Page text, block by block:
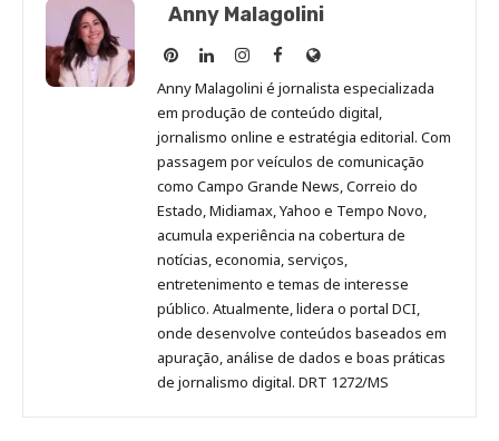
Anny Malagolini
Anny
Malagolini
no
Pinterest
Anny
Malagolini
no
LinkedIn
Anny
Malagolini
no
Instagram
Anny
Malagolini
no
Facebook
Site
de
Anny
Malagolini
Anny Malagolini é jornalista especializada
em produção de conteúdo digital,
jornalismo online e estratégia editorial. Com
passagem por veículos de comunicação
como Campo Grande News, Correio do
Estado, Midiamax, Yahoo e Tempo Novo,
acumula experiência na cobertura de
notícias, economia, serviços,
entretenimento e temas de interesse
público. Atualmente, lidera o portal DCI,
onde desenvolve conteúdos baseados em
apuração, análise de dados e boas práticas
de jornalismo digital. DRT 1272/MS